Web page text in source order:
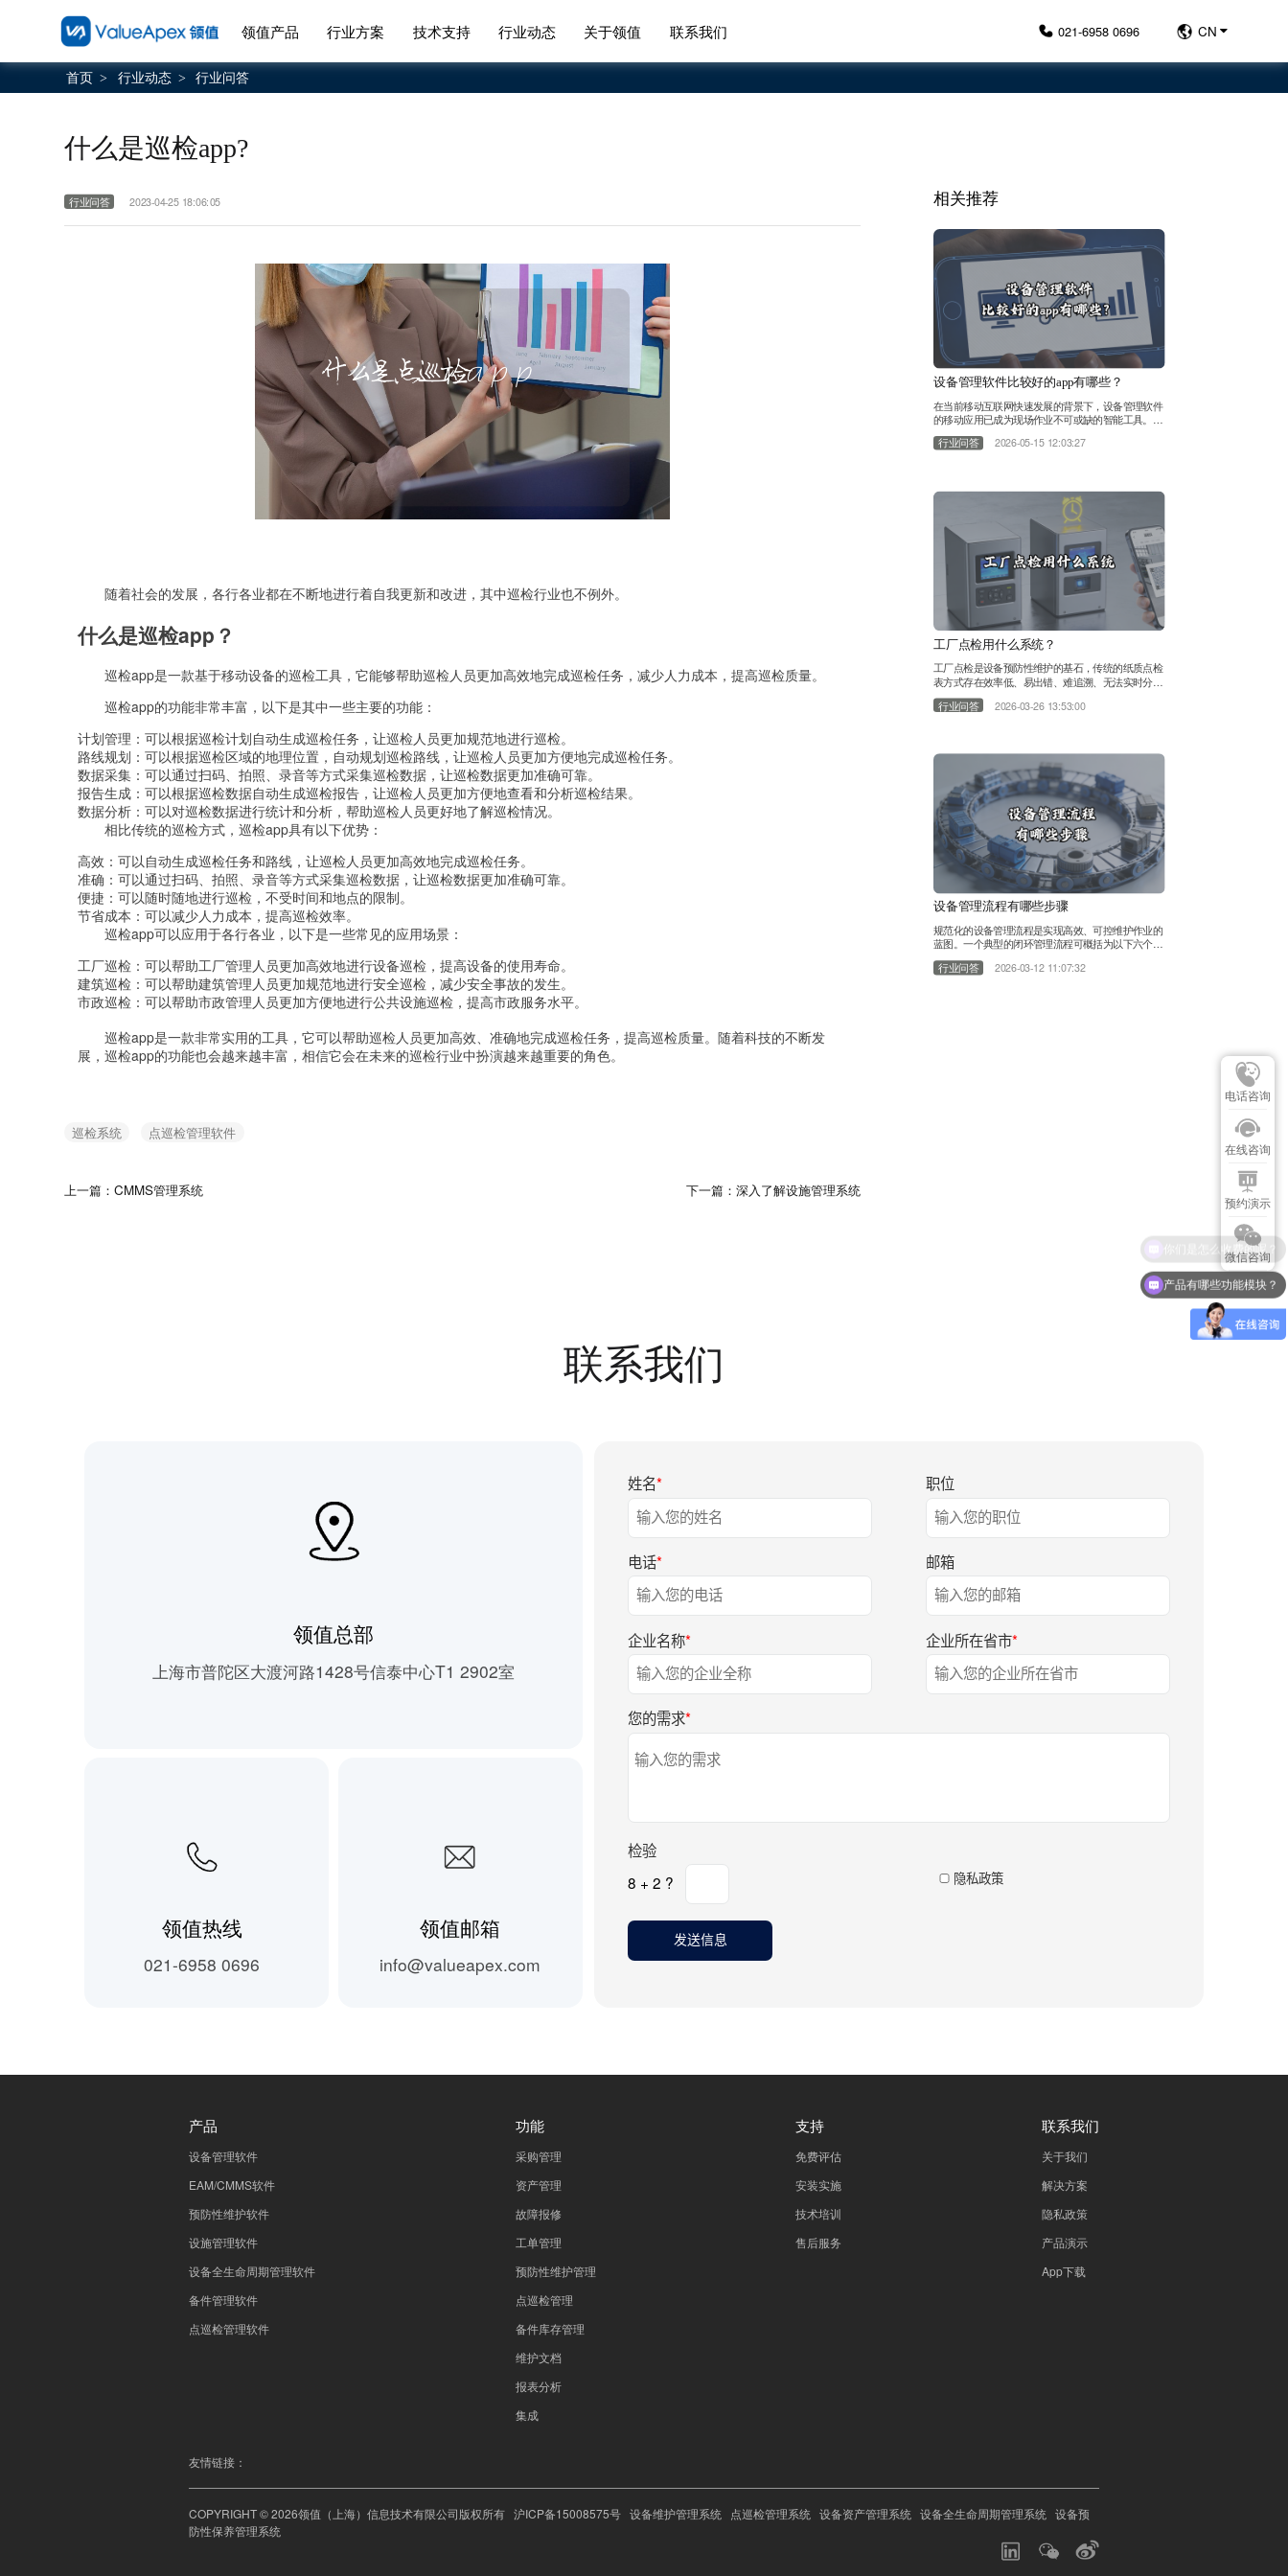
领值产品 行业方案 技术支持 行业动态 关于领值 联系我们 021-6958 0696 CN
首页 > 行业动态 > 行业问答
什么是巡检app?
行业问答 2023-04-25 18:06:05
随着社会的发展，各行各业都在不断地进行着自我更新和改进，其中巡检行业也不例外。
什么是巡检app？
巡检app是一款基于移动设备的巡检工具，它能够帮助巡检人员更加高效地完成巡检任务，减少人力成本，提高巡检质量。
巡检app的功能非常丰富，以下是其中一些主要的功能：
计划管理：可以根据巡检计划自动生成巡检任务，让巡检人员更加规范地进行巡检。
路线规划：可以根据巡检区域的地理位置，自动规划巡检路线，让巡检人员更加方便地完成巡检任务。
数据采集：可以通过扫码、拍照、录音等方式采集巡检数据，让巡检数据更加准确可靠。
报告生成：可以根据巡检数据自动生成巡检报告，让巡检人员更加方便地查看和分析巡检结果。
数据分析：可以对巡检数据进行统计和分析，帮助巡检人员更好地了解巡检情况。
相比传统的巡检方式，巡检app具有以下优势：
高效：可以自动生成巡检任务和路线，让巡检人员更加高效地完成巡检任务。
准确：可以通过扫码、拍照、录音等方式采集巡检数据，让巡检数据更加准确可靠。
便捷：可以随时随地进行巡检，不受时间和地点的限制。
节省成本：可以减少人力成本，提高巡检效率。
巡检app可以应用于各行各业，以下是一些常见的应用场景：
工厂巡检：可以帮助工厂管理人员更加高效地进行设备巡检，提高设备的使用寿命。
建筑巡检：可以帮助建筑管理人员更加规范地进行安全巡检，减少安全事故的发生。
市政巡检：可以帮助市政管理人员更加方便地进行公共设施巡检，提高市政服务水平。
巡检app是一款非常实用的工具，它可以帮助巡检人员更加高效、准确地完成巡检任务，提高巡检质量。随着科技的不断发
展，巡检app的功能也会越来越丰富，相信它会在未来的巡检行业中扮演越来越重要的角色。
巡检系统 点巡检管理软件
上一篇：CMMS管理系统 下一篇：深入了解设施管理系统
相关推荐
设备管理软件比较好的app有哪些？
在当前移动互联网快速发展的背景下，设备管理软件
的移动应用已成为现场作业不可或缺的智能工具。优
秀的设备管理App能够将后台系统的强大功能延伸至
生产一线，实现信息实时交互和业务流程闭环，彻底
系统化。以领值易美刻（EAMic）移动App为例，这
类应用不仅是简单的信息查看工具，更是与后台管理
平台深度集成的移动工……
行业问答 2026-05-15 12:03:27
工厂点检用什么系统？
工厂点检是设备预防性维护的基石，传统的纸质点检
表方式存在效率低、易出错、难追溯、无法实时分析
等弊端。现代工厂应选用专业的移动点检管理系统，
它通常作为设备管理系统的核心模块，能够彻底革新
台为不同设备、区域创建标准化的点检计划，定义点
检项目、标准值、方法、周期和路线。例如，通过领
值易美刻（EAMic）设备点……
行业问答 2026-03-26 13:53:00
设备管理流程有哪些步骤
规范化的设备管理流程是实现高效、可控维护作业的
蓝图。一个典型的闭环管理流程可概括为以下六个关
键步骤，以领值易美刻（EAMic）设备管理系统为
例，通过系统软件实现数字化高效流转。 1.计划与策
行业问答 2026-03-12 11:07:32
联系我们
领值总部
上海市普陀区大渡河路1428号信泰中心T1 2902室
领值热线
021-6958 0696
领值邮箱
info@valueapex.com
姓名* 职位
电话* 邮箱
企业名称* 企业所在省市*
您的需求*
检验
8 + 2 ?
隐私政策
产品
设备管理软件
EAM/CMMS软件
预防性维护软件
设施管理软件
设备全生命周期管理软件
备件管理软件
点巡检管理软件
功能
采购管理
资产管理
故障报修
工单管理
预防性维护管理
点巡检管理
备件库存管理
维护文档
报表分析
集成
支持
免费评估
安装实施
技术培训
售后服务
联系我们
关于我们
解决方案
隐私政策
产品演示
App下载
友情链接：
COPYRIGHT © 2026领值（上海）信息技术有限公司版权所有 沪ICP备15008575号 设备维护管理系统 点巡检管理系统 设备资产管理系统 设备全生命周期管理系统
设备预
防性保养管理系统
电话咨询
在线咨询
预约演示
微信咨询
产品有哪些功能模块？